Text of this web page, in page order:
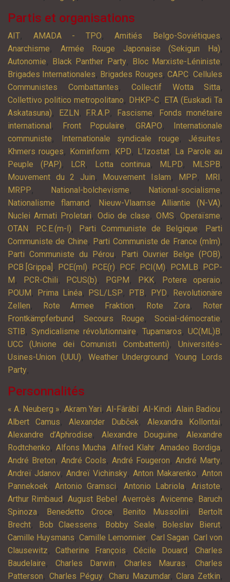
Partis et organisations
AIT, AMADA - TPO,Amitiés Belgo-Soviétiques,
Anarchisme, Armée Rouge Japonaise (Sekigun Ha),
Autonomie, Black Panther Party, Bloc Marxiste-Léniniste,
Brigades Internationales, Brigades Rouges, CAPC,Cellules
Communistes Combattantes, Collectif Wotta Sitta,
Collettivo politico metropolitano, DHKP-C, ETA (Euskadi Ta
Askatasuna), EZLN , F.R.A.P, Fascisme,
Fonds monétaire
international , Front Populaire, GRAPO,
Internationale
communiste, Internationale syndicale rouge, Jésuites,
Khmers rouges, Kominform, KPD, L’Izostat, La Parole au
Peuple (PAP), LCR, Lotta continua, MLPD, MLSPB,
Mouvement du 2 Juin, Mouvement Islam, MPP, MRI ,
MRPP, National-bolchevisme, National-socialisme,
Nationalisme flamand , Nieuw-Vlaamse Alliantie (N-VA),
Nuclei Armati Proletari, Odio de clase,OMS,Operaïsme,
OTAN , P.C.E.(m-l), Parti Communiste de Belgique,
Parti
Communiste de Chine, Parti Communiste de France (mlm),
Parti Communiste du Pérou, Parti Ouvrier Belge (POB),
PCB [Grippa] , PCE(ml), PCE(r), PCF, PCI(M), PCMLB, PCP-
M , PCR-Chili, PCUS(b), PGPM , PKK, Potere operaio,
POUM , Prima Linéa, PSL/LSP, PTB, PYD,
Revolutionäre
Zellen, Rote Armee Fraktion, Rote Zora,
Roter
Frontkämpferbund , Secours Rouge, Social-démocratie,
STIB, Syndicalisme révolutionnaire, Tupamaros, UC(ML)B,
UCC (Unione dei Comunisti Combattenti),Universités-
Usines-Union (UUU), Weather Underground ,Young Lords
Party,
Personnalités
« A. Neuberg », Akram Yari, Al-Fârâbî, Al-Kindi, Alain Badiou,
Albert Camus,Alexander Dubček, Alexandra Kollontai,
Alexandre d’Aphrodise, Alexandre Douguine, Alexandre
Rodtchenko, Alfons Mucha,Alfred Klahr,Amadeo Bordiga,
André Breton, André Cools, André Fougeron, André Marty,
Andreï Jdanov, Andreï Vichinsky, Anton Makarenko, Anton
Pannekoek,Antonio Gramsci, Antonio Labriola,Aristote,
Arthur Rimbaud ,August Bebel , Averroès, Avicenne, Baruch
Spinoza, Benedetto Croce, Benito Mussolini,
Bertolt
Brecht, Bob Claessens, Bobby Seale, Boleslav Bierut,
Camille Huysmans,Camille Lemonnier, Carl Sagan, Carl von
Clausewitz,Catherine François,Cécile Douard ,Charles
Baudelaire, Charles Darwin, Charles Mauras, Charles
Patterson, Charles Péguy,Charu Mazumdar,Clara Zetkin,